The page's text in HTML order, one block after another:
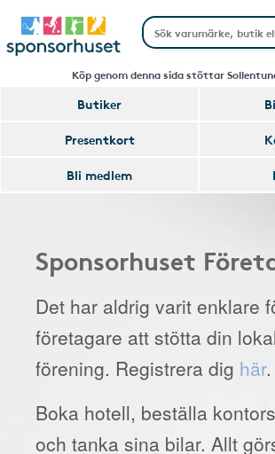
Köp genom denna sida stöttar
Butiker
Presentkort
Bli medlem
Sponsorhuset
Det har aldrig varit enklare
företagare att stötta din
förening. Registrera dig här.
Boka hotell, beställa
och tanka sina bilar. Allt